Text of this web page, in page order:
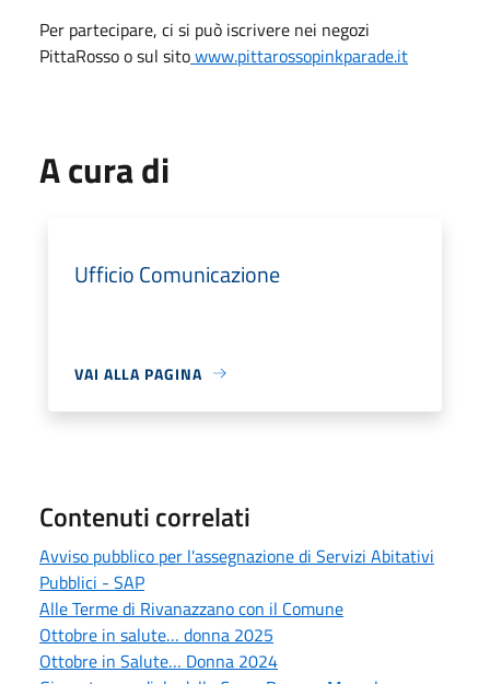
Per partecipare, ci si può iscrivere nei negozi
PittaRosso o sul sitowww.pittarossopinkparade.it
A cura di
Ufficio Comunicazione
VAI ALLA PAGINA
Contenuti correlati
Avviso pubblico per l'assegnazione di Servizi Abitativi
Pubblici - SAP
Alle Terme di Rivanazzano con il Comune
Ottobre in salute… donna 2025
Ottobre in Salute… Donna 2024